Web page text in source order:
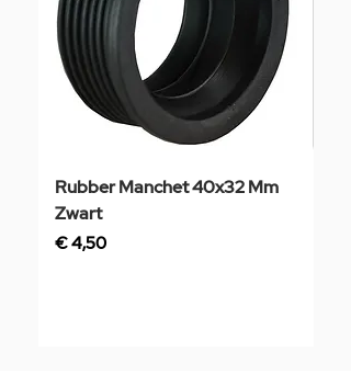
Rubber Manchet 40x32 Mm
Zwart
Prijs
€ 4,50